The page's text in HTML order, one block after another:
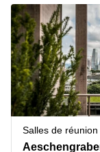
Centre
d'affaires
Coworking
Salle
de
réunion
Bureau
virtuel
Bureau
à louer
Genève
Bureau à
louer
Lausanne
Coworking
Zurich
Place de
la Gare
12
Lausanne
Rue du
Pré-de-
la-
1
Genève
Publier un local
Prix
Connexion
Choisissez une
Switzerland
Salles de réunion